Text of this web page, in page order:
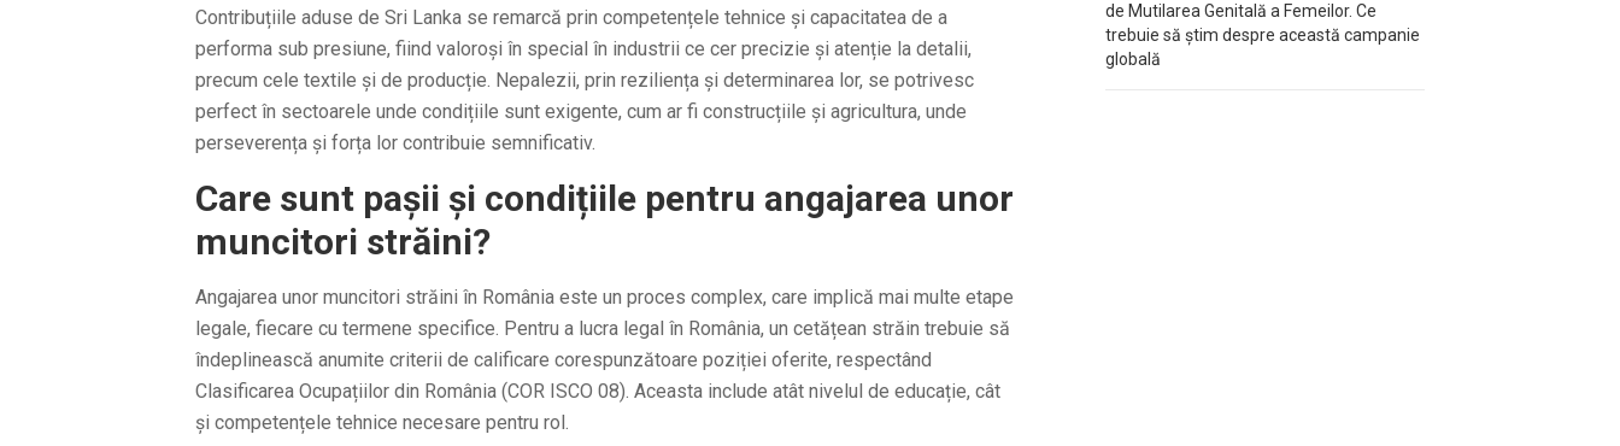
Contribuțiile aduse de Sri Lanka se remarcă prin competențele tehnice și capacitatea de a
performa sub presiune, fiind valoroși în special în industrii ce cer precizie și atenție la detalii,
precum cele textile și de producție. Nepalezii, prin reziliența și determinarea lor, se potrivesc
perfect în sectoarele unde condițiile sunt exigente, cum ar fi construcțiile și agricultura, unde
perseverența și forța lor contribuie semnificativ.
Care sunt pașii și condițiile pentru angajarea unor
muncitori străini?
Angajarea unor muncitori străini în România este un proces complex, care implică mai multe etape
legale, fiecare cu termene specifice. Pentru a lucra legal în România, un cetățean străin trebuie să
îndeplinească anumite criterii de calificare corespunzătoare poziției oferite, respectând
Clasificarea Ocupațiilor din România (COR ISCO 08). Aceasta include atât nivelul de educație, cât
și competențele tehnice necesare pentru rol.
de Mutilarea Genitală a Femeilor. Ce
trebuie să știm despre această campanie
globală